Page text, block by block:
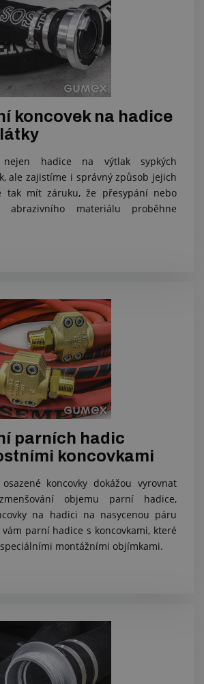
koncovek na hadice
nejen hadice na výtlak sypkých
ale zajistíme i správný způsob jejich
tak mít záruku, že přesypání nebo
abrazivního materiálu proběhne
parních hadic
koncovkami
koncovky dokážou vyrovnat
objemu parní hadice,
na hadici na nasycenou páru
parní hadice s koncovkami, které
montážními objímkami.